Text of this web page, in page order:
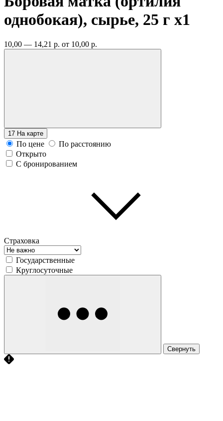
однобокая), сырье, 25 г x1
10,00 — 14,21 р. от 10,00 р.
17 На карте
По цене
По расстоянию
Открыто
С бронированием
Страховка
Государственные
Круглосуточные
Свернуть